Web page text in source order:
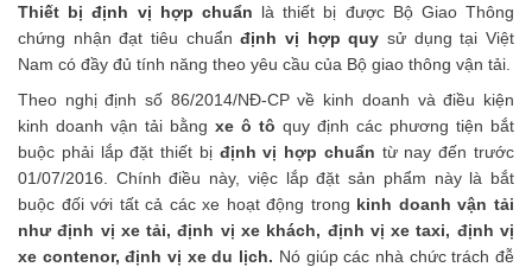
Thiết bịđịnh vị hợp chuẩn là thiết bị được Bộ Giao Thông
chứng nhận đạt tiêu chuẩnđịnh vị hợp quy sử dụng tại Việt
Nam có đầy đủ tính năng theo yêu cầu của Bộ giao thông vận tải.
Theo nghị định số 86/2014/NĐ-CP về kinh doanh và điều kiện
kinh doanh vận tải bằng xe ô tô quy định các phương tiện bắt
buộc phải lắp đặt thiết bị định vị hợp chuẩn từ nay đến trước
01/07/2016. Chính điều này, việc lắp đặt sản phẩm này là bắt
buộc đối với tất cả các xe hoạt động trong kinh doanh vận tải
như định vị xe tải, định vị xe khách, định vị xe taxi, định vị
xe contenor, định vị xe du lịch. Nó giúp các nhà chức trách đễ